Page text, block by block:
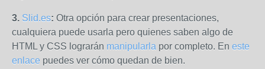
3. Slid.es: Otra opción para crear presentaciones,
cualquiera puede usarla pero quienes saben algo de
HTML y CSS lograrán manipularla por completo. En este
enlace puedes ver cómo quedan de bien.